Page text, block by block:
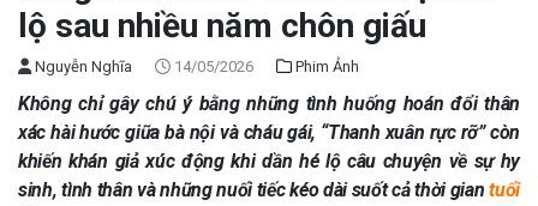
lộ sau nhiều năm chôn giấu
Nguyễn Nghĩa 14/05/2026 Phim Ảnh
Không chỉ gây chú ý bằng những tình huống hoán đổi thân
xác hài hước giữa bà nội và cháu gái, “Thanh xuân rực rỡ” còn
khiến khán giả xúc động khi dần hé lộ câu chuyện về sự hy
sinh, tình thân và những nuối tiếc kéo dài suốt cả thời giantuổi